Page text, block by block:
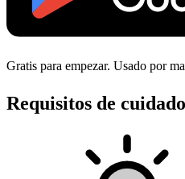
Gratis para empezar. Usado por
Requisitos de cuidado